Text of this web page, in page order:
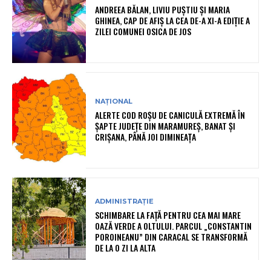
ANDREEA BĂLAN, LIVIU PUȘTIU ȘI MARIA
GHINEA, CAP DE AFIȘ LA CEA DE-A XI-A EDIȚIE A
ZILEI COMUNEI OSICA DE JOS
NAȚIONAL
ALERTE COD ROȘU DE CANICULĂ EXTREMĂ ÎN
ȘAPTE JUDEȚE DIN MARAMUREȘ, BANAT ȘI
CRIȘANA, PÂNĂ JOI DIMINEAȚA
ADMINISTRAȚIE
SCHIMBARE LA FAȚĂ PENTRU CEA MAI MARE
OAZĂ VERDE A OLTULUI. PARCUL „CONSTANTIN
POROINEANU” DIN CARACAL SE TRANSFORMĂ
DE LA O ZI LA ALTA